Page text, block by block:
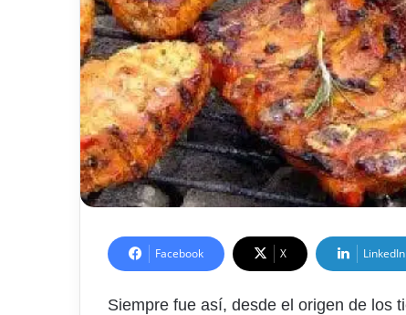
Facebook X LinkedIn
Siempre fue así, desde el origen de los